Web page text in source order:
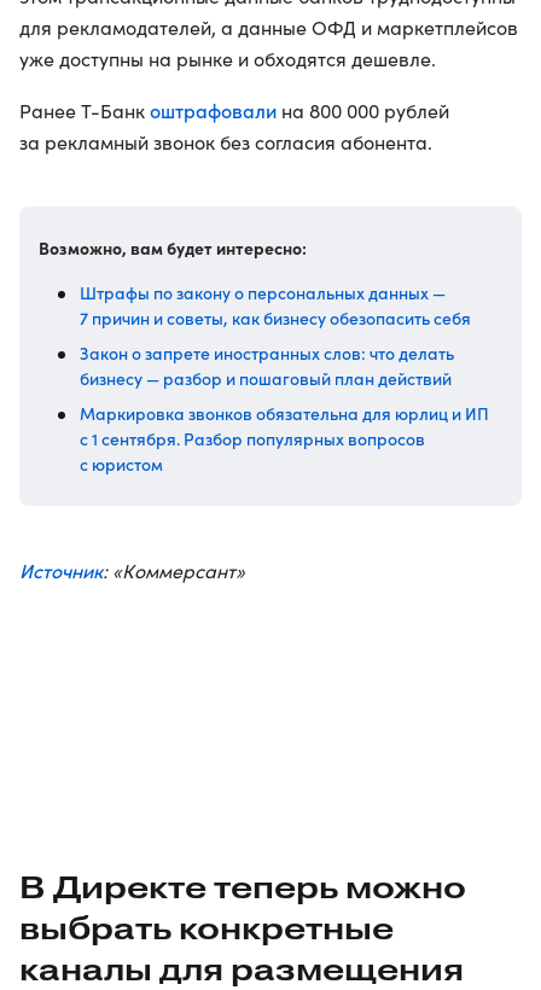
для рекламодателей, а данные ОФД и маркетплейсов
уже доступны на рынке и обходятся дешевле.
Ранее Т-Банкоштрафовали на 800 000 рублей
за рекламный звонок без согласия абонента.
Возможно, вам будет интересно:
Штрафы по закону о персональных данных —
7 причин и советы, как бизнесу обезопасить себя
Закон о запрете иностранных слов: что делать
бизнесу — разбор и пошаговый план действий
Маркировка звонков обязательна для юрлиц и ИП
с 1 сентября. Разбор популярных вопросов
с юристом
Источник: «Коммерсант»
В Директе теперь можно
выбрать конкретные
каналы для размещения